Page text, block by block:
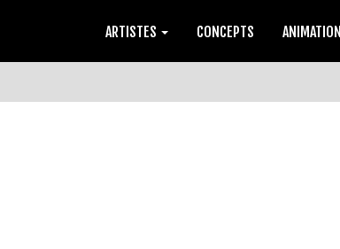
ARTISTES CONCEPTS